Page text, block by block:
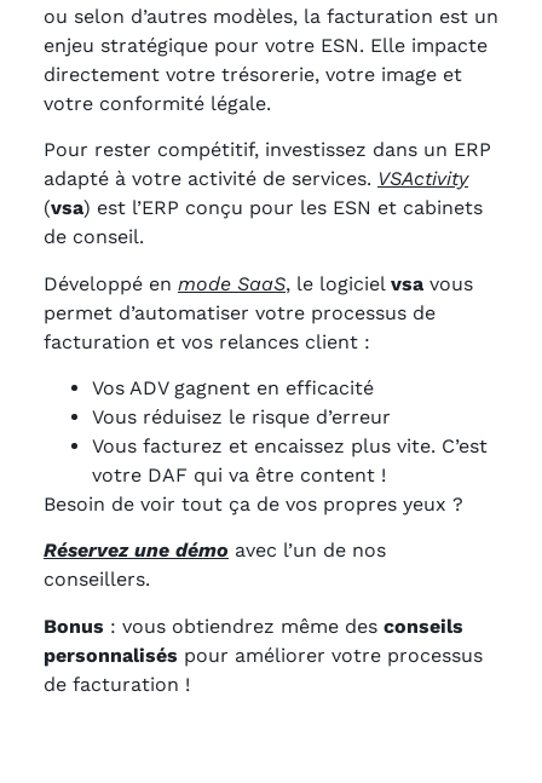
ou selon d’autres modèles, la facturation est un
enjeu stratégique pour votre ESN. Elle impacte
directement votre trésorerie, votre image et
votre conformité légale.
Pour rester compétitif, investissez dans un ERP
adapté à votre activité de services. VSActivity
(vsa) est l’ERP conçu pour les ESN et cabinets
de conseil.
Développé en mode SaaS, le logiciel vsa vous
permet d’automatiser votre processus de
facturation et vos relances client :
Vos ADV gagnent en efficacité
Vous réduisez le risque d’erreur
Vous facturez et encaissez plus vite. C’est
votre DAF qui va être content !
Besoin de voir tout ça de vos propres yeux ?
Réservez une démo avec l’un de nos
conseillers.
Bonus : vous obtiendrez même des conseils
personnalisés pour améliorer votre processus
de facturation !